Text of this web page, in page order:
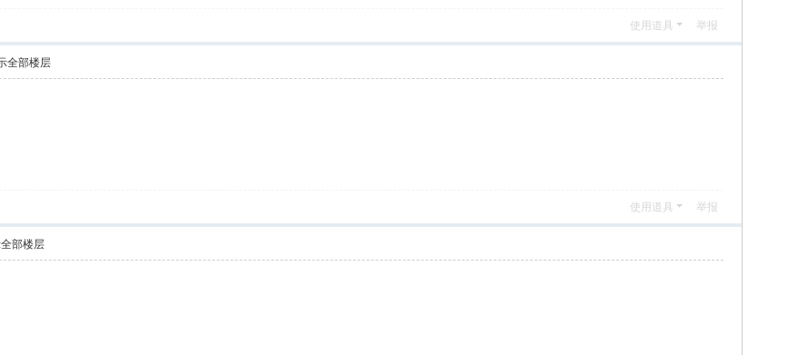
使用道具 举报
全部楼层
使用道具 举报
部楼层